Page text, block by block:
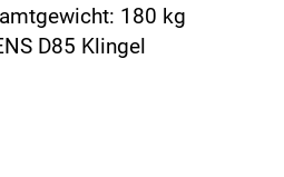
180 kg
D85 Klingel